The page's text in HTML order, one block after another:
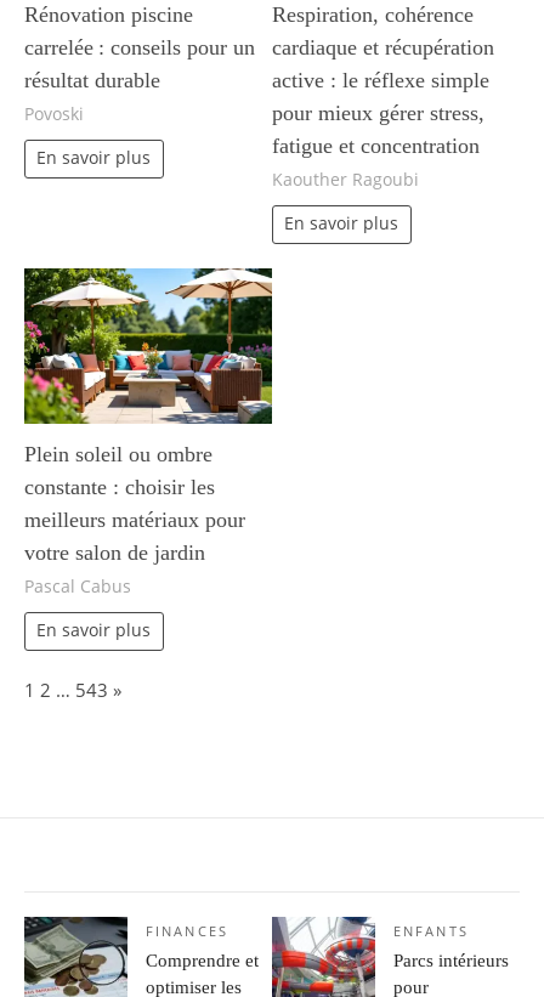
Rénovation piscine
carrelée : conseils pour un
résultat durable
Povoski
En savoir plus
Respiration, cohérence
cardiaque et récupération
active : le réflexe simple
pour mieux gérer stress,
fatigue et concentration
Kaouther Ragoubi
En savoir plus
Plein soleil ou ombre
constante : choisir les
meilleurs matériaux pour
votre salon de jardin
Pascal Cabus
En savoir plus
Page:
1 2 … 543 Next
»
FINANCES
Comprendre et
optimiser les
ENFANTS
Parcs intérieurs
pour